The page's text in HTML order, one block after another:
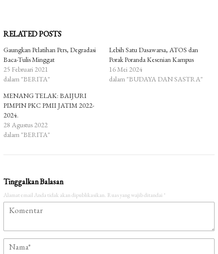
RELATED POSTS
Gaungkan Pelatihan Pers, Degradasi
Baca-Tulis Minggat
25 Februari 2021
dalam "BERITA"
Lebih Satu Dasawarsa, ATOS dan
Porak Poranda Kesenian Kampus
16 Mei 2024
dalam "BUDAYA DAN SASTRA"
MENANG TELAK: BAIJURI
PIMPIN PKC PMII JATIM 2022-
2024.
28 Agustus 2022
dalam "BERITA"
Tinggalkan Balasan
Alamat email Anda tidak akan dipublikasikan. Ruas yang wajib ditandai *